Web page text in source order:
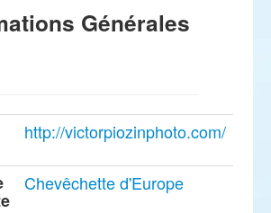
Générales
http://victorpiozinphoto.com/
Chevêchette d'Europe